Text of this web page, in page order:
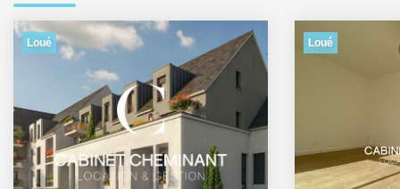
Loué Loué